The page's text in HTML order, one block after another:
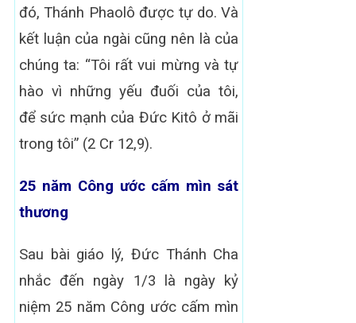
đó, Thánh Phaolô được tự do. Và
kết luận của ngài cũng nên là của
chúng ta: “Tôi rất vui mừng và tự
hào vì những yếu đuối của tôi,
để sức mạnh của Đức Kitô ở mãi
trong tôi” (2 Cr 12,9).
25 năm Công ước cấm mìn sát
thương
Sau bài giáo lý, Đức Thánh Cha
nhắc đến ngày 1/3 là ngày kỷ
niệm 25 năm Công ước cấm mìn